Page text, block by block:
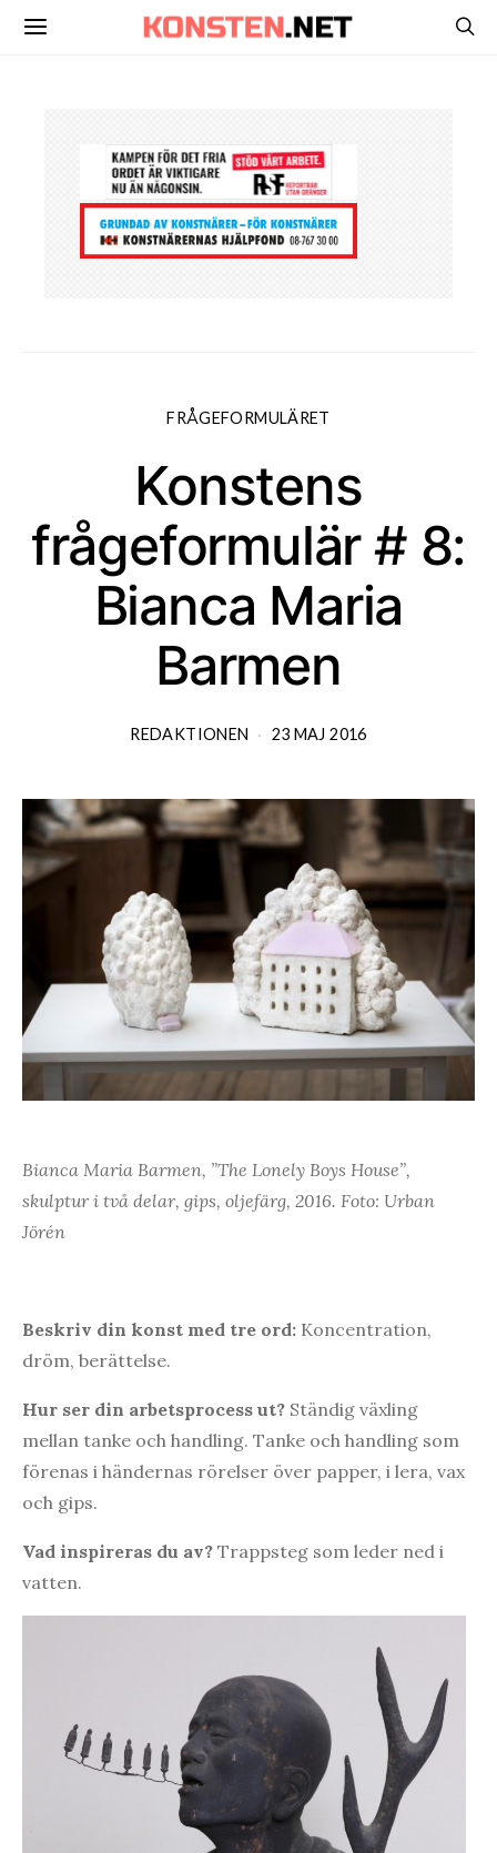
FRÅGEFORMULÄRET
Konstens
frågeformulär # 8:
Bianca Maria
Barmen
REDAKTIONEN 23 MAJ 2016
Bianca Maria Barmen, ”The Lonely Boys House”,
skulptur i två delar, gips, oljefärg, 2016. Foto: Urban
Jörén
Beskriv din konst med tre ord: Koncentration,
dröm, berättelse.
Hur ser din arbetsprocess ut? Ständig växling
mellan tanke och handling. Tanke och handling som
förenas i händernas rörelser över papper, i lera, vax
och gips.
Vad inspireras du av? Trappsteg som leder ned i
vatten.